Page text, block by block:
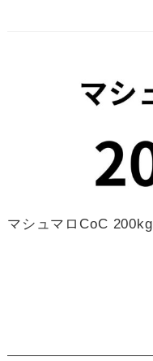
マシュマロCoC 200kg